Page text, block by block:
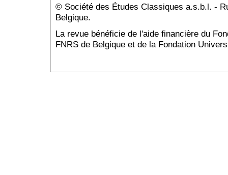
© Société des Études Classiques a.s.b.l. -
Belgique.
La revue bénéficie de l'aide financière du
FNRS de Belgique et de la Fondation